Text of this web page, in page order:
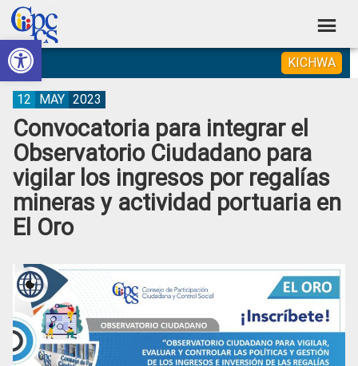
Abrir barra de herramientas
Skip
to
primary
navigation
Skip
to
main
content
Skip
to
primary
sidebar
Skip
to
footer
Consejo
de
Participación
Ciudadana
Control
Social
Construyendo
Poder
Ciudadano
KICHWA
Convocatoria para integrar el
Observatorio Ciudadano para
vigilar los ingresos por regalías
mineras y actividad portuaria en
El Oro
12 MAY 2023